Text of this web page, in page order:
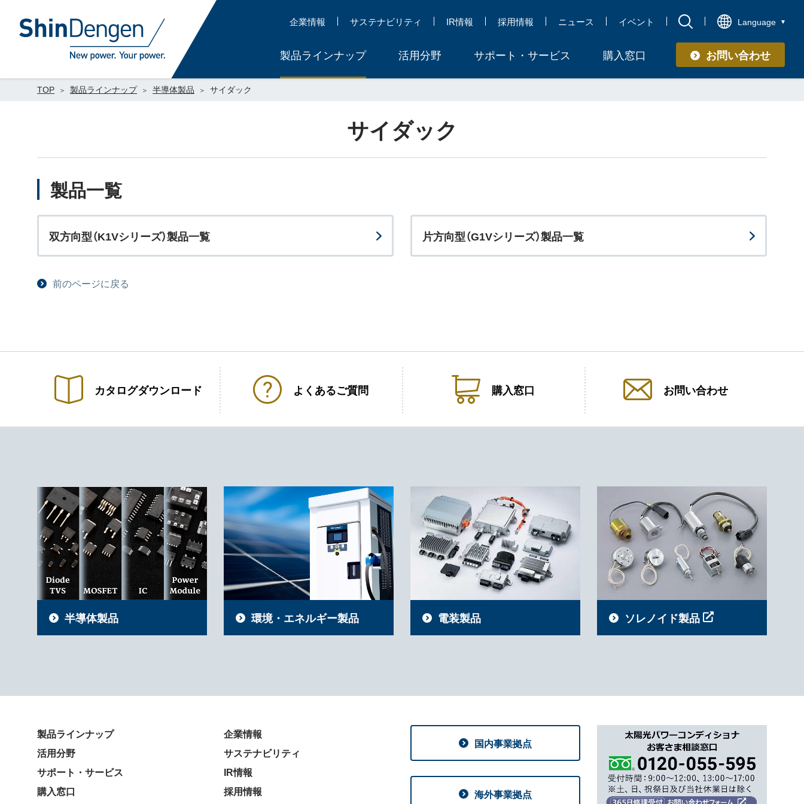
企業情報 サステナビリティ IR情報 採用情報 ニュース イベント Language
製品ラインナップ 活用分野 サポート・サービス 購入窓口 お問い合わせ
TOP 製品ラインナップ 半導体製品 サイダック
サイダック
製品一覧
双方向型（K1Vシリーズ）製品一覧 片方向型（G1Vシリーズ）製品一覧
前のページに戻る
カタログダウンロード よくあるご質問 購入窓口 お問い合わせ
半導体製品 環境・エネルギー製品 電装製品 ソレノイド製品
製品ラインナップ
活用分野
サポート・サービス
購入窓口
企業情報
サステナビリティ
IR情報
採用情報
国内事業拠点
海外事業拠点